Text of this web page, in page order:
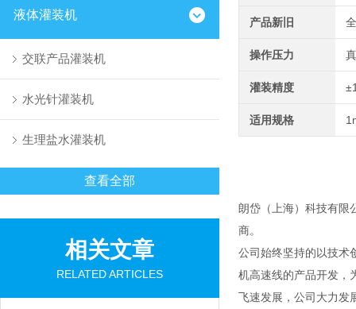
液体灌装机
交联产品灌装机
水光针灌装机
生理盐水灌装机
查看全部
相关文章
RELATED ARTICLES
产品新旧
操作压力
灌装精度
适用规格
朗岱（上海）科技有限
商。
公司始终坚持的以技术
机高速线的产品开发，
飞速发展，公司大力发